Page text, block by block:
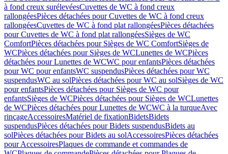
à fond creux surélevéesCuvettes de WC à fond creux
rallongéesPièces détachées pour Cuvettes de WC à fond creux
rallongéesCuvettes de WC à fond plat rallongéesPièces détachées
pour Cuvettes de WC à fond plat rallongéesSièges de WC
ComfortPièces détachées pour Sièges de WC ComfortSièges de
WCPièces détachées pour Sièges de WCLunettes de WCPièces
détachées pour Lunettes de WCWC pour enfantsPièces détachées
pour WC pour enfantsWC suspendusPièces détachées pour WC
suspendusWC au solPièces détachées pour WC au solSièges de WC
pour enfantsPièces détachées pour Sièges de WC pour
enfantsSièges de WCPièces détachées pour Sièges de WCLunettes
de WCPièces détachées pour Lunettes de WCWC à la turqueAvec
rinçageAccessoiresMatériel de fixationBidetsBidets
suspendusPièces détachées pour Bidets suspendusBidets au
solPièces détachées pour Bidets au solAccessoiresPièces détachées
pour AccessoiresPlaques de commande et commandes de